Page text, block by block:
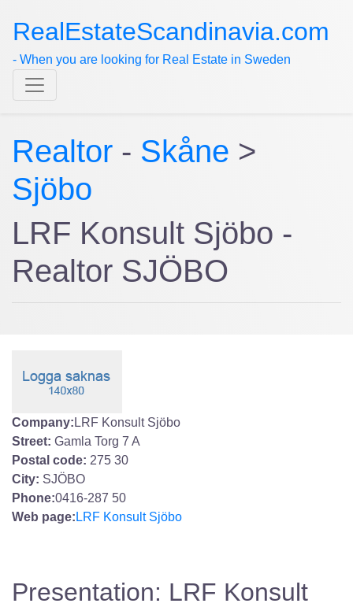
RealEstateScandinavia.com
- When you are looking for Real Estate in Sweden
Realtor - Skåne >
Sjöbo
LRF Konsult Sjöbo -
Realtor SJÖBO
Company: LRF Konsult Sjöbo
Street: Gamla Torg 7 A
Postal code: 275 30
City: SJÖBO
Phone:0416-287 50
Web page: LRF Konsult Sjöbo
Presentation: LRF Konsult